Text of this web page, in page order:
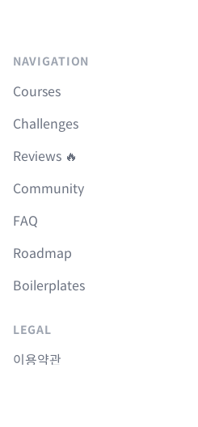
NAVIGATION
Courses
Challenges
Reviews 🔥
Community
FAQ
Roadmap
Boilerplates
LEGAL
이용약관